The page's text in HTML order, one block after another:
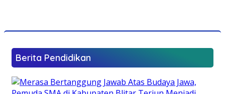
Berita Pendidikan